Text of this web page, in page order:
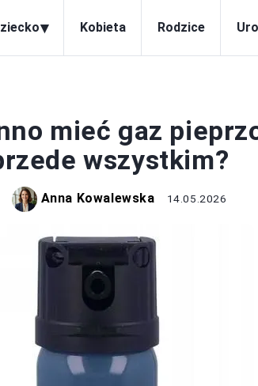
▾ Kobieta Rodzice
mieć gaz
wszystkim?
Anna Kowalewska 14.05.2026